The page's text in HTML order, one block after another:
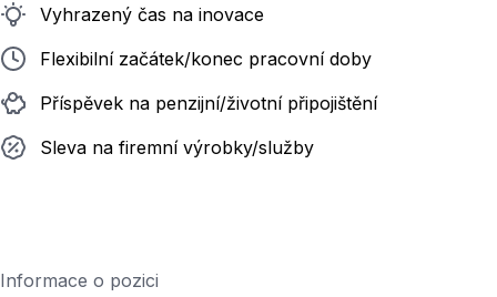
Vyhrazený čas na inovace
Flexibilní začátek/konec pracovní doby
Příspěvek na penzijní/životní připojištění
Sleva na firemní výrobky/služby
Informace o pozici